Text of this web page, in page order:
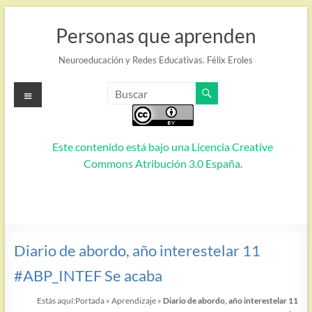
Personas que aprenden
Neuroeducación y Redes Educativas. Félix Eroles
Este contenido está bajo una Licencia Creative
Commons Atribución 3.0 España.
Menú
Diario de abordo, año interestelar 11
#ABP_INTEF Se acaba
Estás aquí:Portada »Aprendizaje » Diario de abordo, año interestelar 11